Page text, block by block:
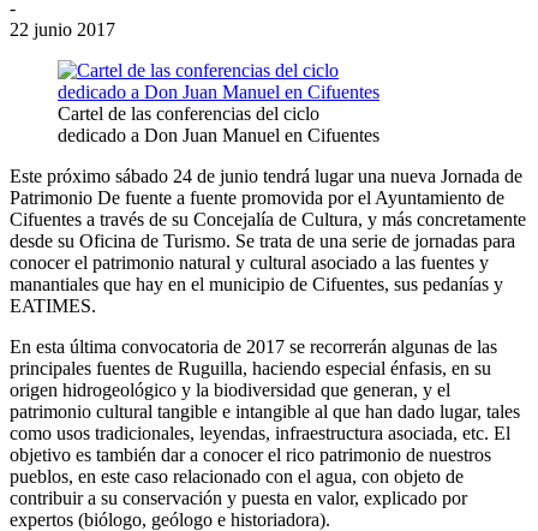
-
22 junio 2017
Cartel de las conferencias del ciclo
dedicado a Don Juan Manuel en Cifuentes
Este próximo sábado 24 de junio tendrá lugar una nueva Jornada de
Patrimonio De fuente a fuente promovida por el Ayuntamiento de
Cifuentes a través de su Concejalía de Cultura, y más concretamente
desde su Oficina de Turismo. Se trata de una serie de jornadas para
conocer el patrimonio natural y cultural asociado a las fuentes y
manantiales que hay en el municipio de Cifuentes, sus pedanías y
EATIMES.
En esta última convocatoria de 2017 se recorrerán algunas de las
principales fuentes de Ruguilla, haciendo especial énfasis, en su
origen hidrogeológico y la biodiversidad que generan, y el
patrimonio cultural tangible e intangible al que han dado lugar, tales
como usos tradicionales, leyendas, infraestructura asociada, etc. El
objetivo es también dar a conocer el rico patrimonio de nuestros
pueblos, en este caso relacionado con el agua, con objeto de
contribuir a su conservación y puesta en valor, explicado por
expertos (biólogo, geólogo e historiadora).